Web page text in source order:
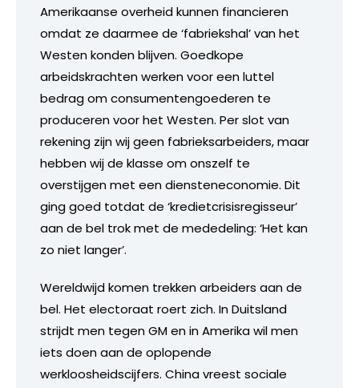
Amerikaanse overheid kunnen financieren
omdat ze daarmee de ‘fabriekshal’ van het
Westen konden blijven. Goedkope
arbeidskrachten werken voor een luttel
bedrag om consumentengoederen te
produceren voor het Westen. Per slot van
rekening zijn wij geen fabrieksarbeiders, maar
hebben wij de klasse om onszelf te
overstijgen met een diensteneconomie. Dit
ging goed totdat de ‘kredietcrisisregisseur’
aan de bel trok met de mededeling: ‘Het kan
zo niet langer’.
Wereldwijd komen trekken arbeiders aan de
bel. Het electoraat roert zich. In Duitsland
strijdt men tegen GM en in Amerika wil men
iets doen aan de oplopende
werkloosheidscijfers. China vreest sociale